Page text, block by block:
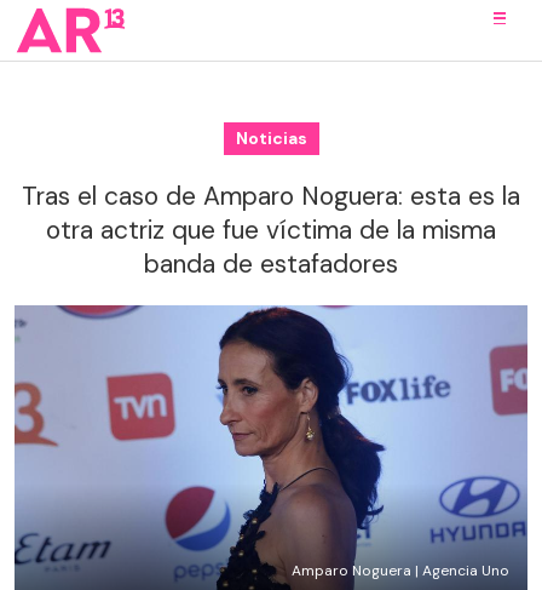
Noticias
Tras el caso de Amparo Noguera: esta es la
otra actriz que fue víctima de la misma
banda de estafadores
Amparo Noguera | Agencia Uno